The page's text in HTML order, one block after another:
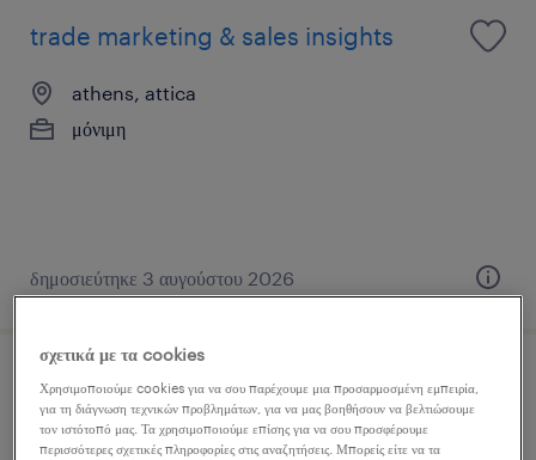
trade marketing & sales insights
athens, attica
μόνιμη
δημοσιεύτηκε 3 αυγούστου 2026
πωλητής-τρια καπνικών προϊόντων
αθήνα, attica
σχετικά με τα cookies
Χρησιμοποιούμε cookies για να σου παρέχουμε μια προσαρμοσμένη εμπειρία,
για τη διάγνωση τεχνικών προβλημάτων, για να μας βοηθήσουν να βελτιώσουμε
τον ιστότοπό μας. Τα χρησιμοποιούμε επίσης για να σου προσφέρουμε
περισσότερες σχετικές πληροφορίες στις αναζητήσεις. Μπορείς είτε να τα